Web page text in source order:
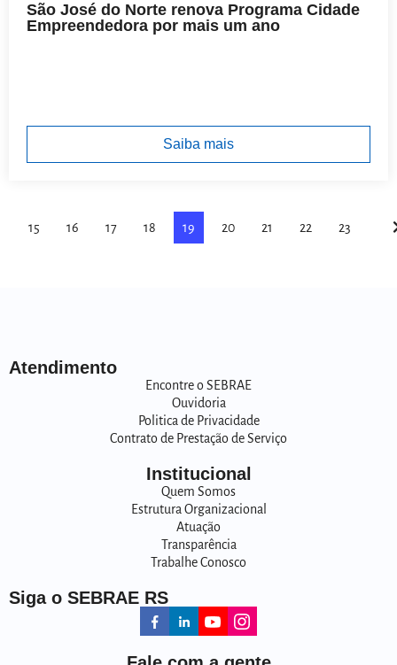
São José do Norte renova Programa Cidade
Empreendedora por mais um ano
Saiba mais
15 16 17 18 19 20 21 22 23
Atendimento
Encontre o SEBRAE
Ouvidoria
Politica de Privacidade
Contrato de Prestação de Serviço
Institucional
Quem Somos
Estrutura Organizacional
Atuação
Transparência
Trabalhe Conosco
Siga o SEBRAE RS